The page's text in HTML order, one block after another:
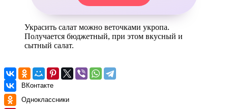
Украсить салат можно веточками укропа.
Получается бюджетный, при этом вкусный и
сытный салат.
ВКонтакте
Одноклассники